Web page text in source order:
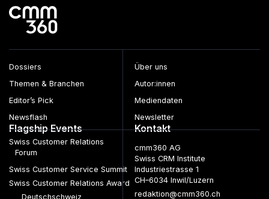
Dossiers
Themen & Branchen
Editor’s Pick
Newsflash
Über uns
Autor:innen
Mediendaten
Newsletter
Flagship Events
Swiss Customer Relations
Forum
Swiss Customer Service Summit
Swiss Customer Relations Award
Deutschschweiz
Kontakt
cmm360 AG
Swiss CRM Institute
Industriestrasse 1
CH–6034 Inwil/Luzern
redaktion@cmm360.ch